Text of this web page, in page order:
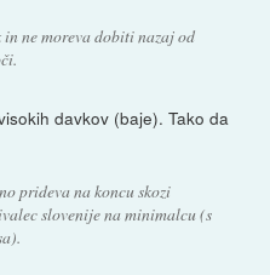
in ne moreva dobiti nazaj od
davkov (baje). Tako da
prideva na koncu skozi
slovenije na minimalcu (s